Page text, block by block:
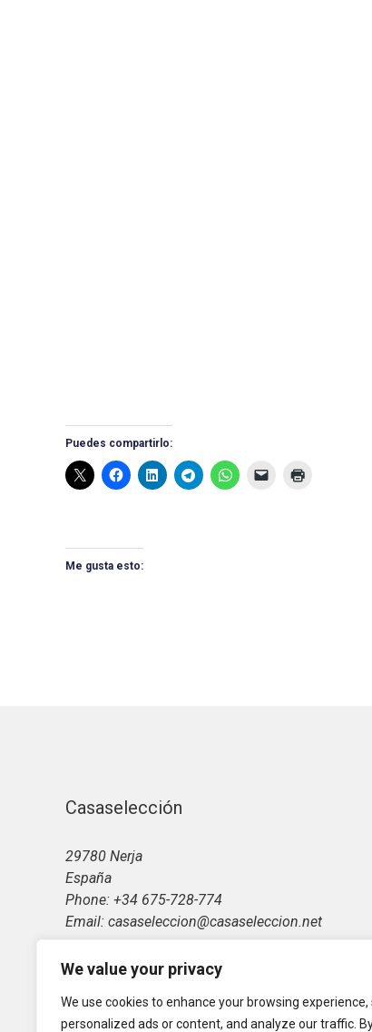
We value your privacy
We use cookies to enhance your browsing experience,
personalized ads or content, and analyze our traffic.
Puedes compartirlo:
Me gusta esto:
Casaselección
29780 Nerja
España
Phone: +34 675-728-774
Email: casaseleccion@casaseleccion.net